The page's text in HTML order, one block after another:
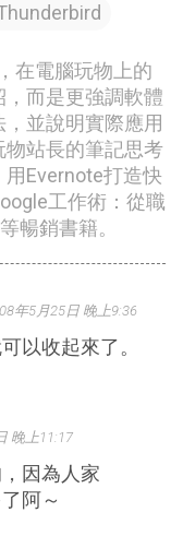
在電腦玩物上的
而是更強調軟體
並說明實際應用
站長的筆記思考
Evernote打造快
工作術：從職
暢銷書籍。
年5月25日 晚上9:36
以收起來了。
晚上11:17
因為人家
阿～